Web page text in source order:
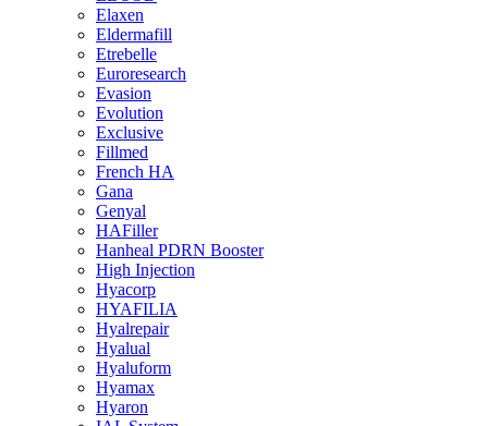
Elaxen
Eldermafill
Etrebelle
Euroresearch
Evasion
Evolution
Exclusive
Fillmed
French HA
Gana
Genyal
HAFiller
Hanheal PDRN Booster
High Injection
Hyacorp
HYAFILIA
Hyalrepair
Hyalual
Hyaluform
Hyamax
Hyaron